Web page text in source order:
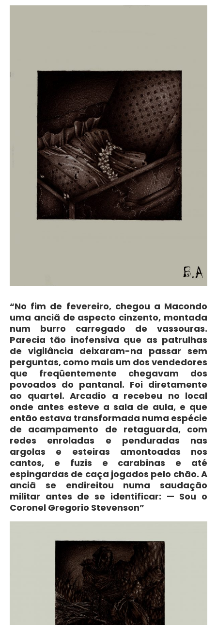
“No fim de fevereiro, chegou a Macondo
uma anciã de aspecto cinzento, montada
num burro carregado de vassouras.
Parecia tão inofensiva que as patrulhas
de vigilância deixaram-na passar sem
perguntas, como mais um dos vendedores
que freqüentemente chegavam dos
povoados do pantanal. Foi diretamente
ao quartel. Arcadio a recebeu no local
onde antes esteve a sala de aula, e que
então estava transformada numa espécie
de acampamento de retaguarda, com
redes enroladas e penduradas nas
argolas e esteiras amontoadas nos
cantos, e fuzis e carabinas e até
espingardas de caça jogados pelo chão. A
anciã se endireitou numa saudação
militar antes de se identificar: — Sou o
Coronel Gregorio Stevenson”